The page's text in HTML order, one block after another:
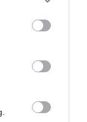
κινεί τα
Μεταίχμιο.